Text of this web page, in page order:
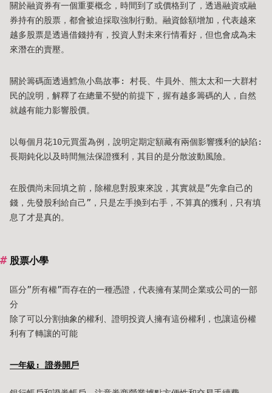
關於融資券有一個重要概念，時間到了或價格到了，透過融資或融
券持有的股票，都會被迫採取強制行動。融資餘額增加，代表越來
越多股票是透過借錢持有，投資人對未來行情看好，但也會成為未
來潛在的賣壓。
關於籌碼面透過鱈魚小島故事: 村長、牛員外、熊太太和一大群村
民的說明，解釋了在總量不變的前提下，握有越多籌碼的人，自然
就越有能力影響股價。
以每個月花10元買蛋為例，說明定期定額藏有兩個影響獲利的缺陷:
長期鈍化以及時間無法保證獲利，其目的是分散波動風險。
在股價尚未回填之前，除權息對股東來說，其實就是”先拿自己的
錢，先發股利給自己”，只是左手換到右手，不算真的獲利，只有填
息了才是真的。
股票小學
區分”所有權”而存在的一種憑證，代表擁有某間企業或公司的一部
分
除了可以分割抽象的權利、證明投資人擁有這份權利，也讓這份權
利有了轉讓的可能
一年級: 證券開戶